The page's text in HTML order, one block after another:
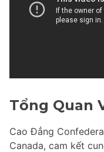
Tổng Quan
Cao Đẳng
Canada, cam kết